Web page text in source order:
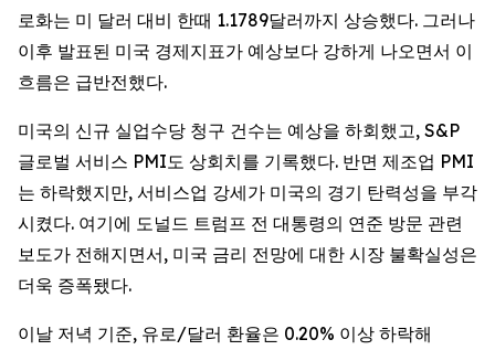
로화는 미 달러 대비 한때 1.1789달러까지 상승했다. 그러나
이후 발표된 미국 경제지표가 예상보다 강하게 나오면서 이
흐름은 급반전했다.
미국의 신규 실업수당 청구 건수는 예상을 하회했고, S&P
글로벌 서비스 PMI도 상회치를 기록했다. 반면 제조업 PMI
는 하락했지만, 서비스업 강세가 미국의 경기 탄력성을 부각
시켰다. 여기에 도널드 트럼프 전 대통령의 연준 방문 관련
보도가 전해지면서, 미국 금리 전망에 대한 시장 불확실성은
더욱 증폭됐다.
이날 저녁 기준, 유로/달러 환율은 0.20% 이상 하락해